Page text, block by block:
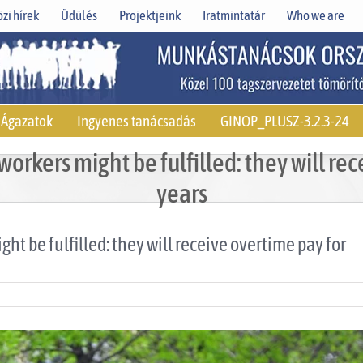
hírek Üdülés Projektjeink Iratmintatár Who we are
Ágazatok Ingyenes tanácsadás GINOP_PLUSZ-3.2.3-24
might be fulfilled: they will
years
be fulfilled: they will receive overtime pay for